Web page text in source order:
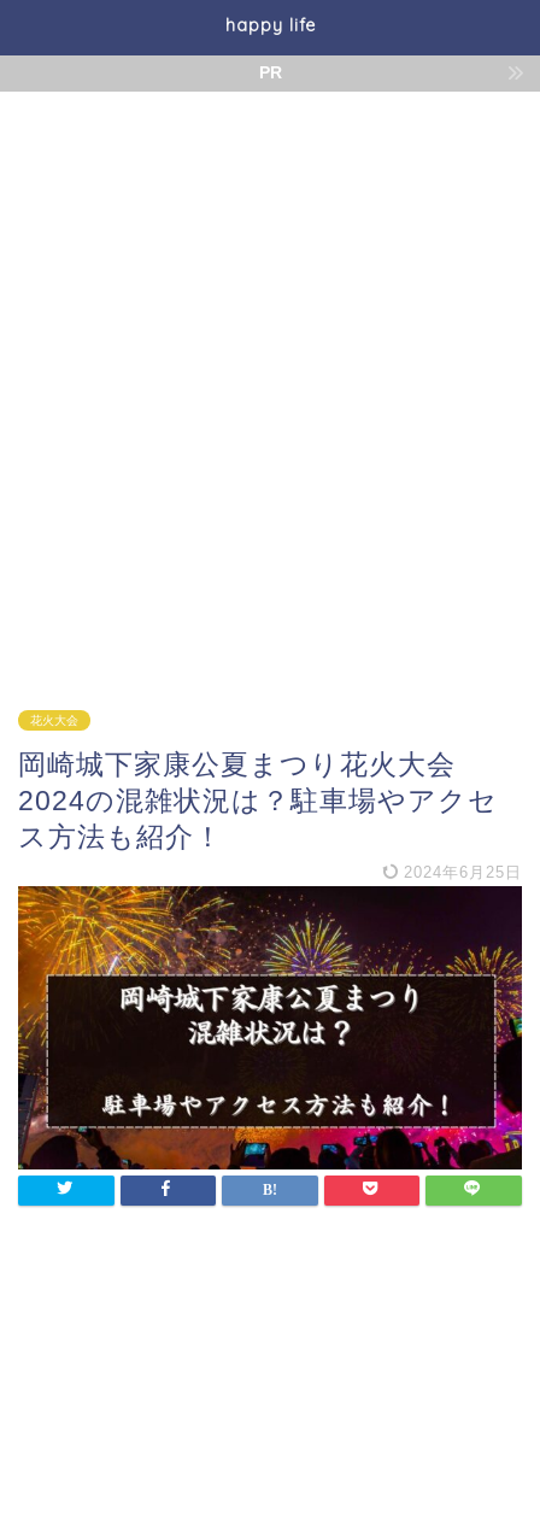
happy life
PR
花火大会
岡崎城下家康公夏まつり花火大会
2024の混雑状況は？駐車場やアクセ
ス方法も紹介！
2024年6月25日